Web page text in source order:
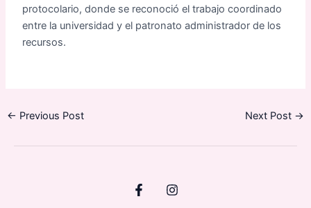
protocolario, donde se reconoció el trabajo coordinado
entre la universidad y el patronato administrador de los
recursos.
← Previous Post Next Post →